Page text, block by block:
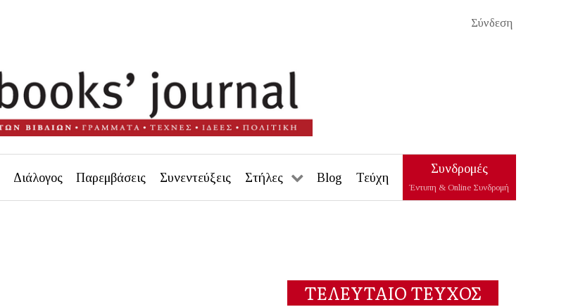
Σύνδεση
Διάλογος Παρεμβάσεις Συνεντεύξεις Στήλες Blog Τεύχη
Συνδρομές
Έντυπη & Online Συνδρομή
ΤΕΛΕΥΤΑΙΟ ΤΕΥΧΟΣ